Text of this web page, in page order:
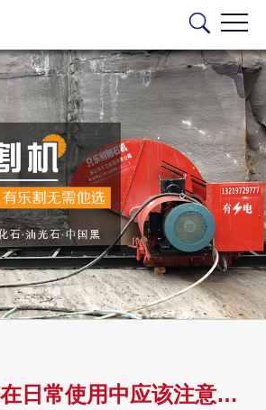
重庆矿山绳锯在日常使用中应该注意什么？